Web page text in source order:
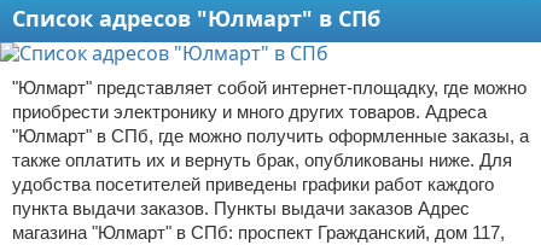
Список адресов "Юлмарт" в СПб
"Юлмарт" представляет собой интернет-площадку, где можно
приобрести электронику и много других товаров. Адреса
"Юлмарт" в СПб, где можно получить оформленные заказы, а
также оплатить их и вернуть брак, опубликованы ниже. Для
удобства посетителей приведены графики работ каждого
пункта выдачи заказов. Пункты выдачи заказов Адрес
магазина "Юлмарт" в СПб: проспект Гражданский, дом 117,